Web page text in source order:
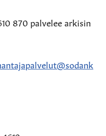
870 palvelee arkisin